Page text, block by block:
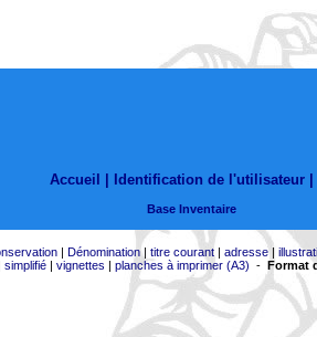
Accueil | Identification de l'utilisateur
Base Inventaire
| Dénomination| titre courant| adresse|
simplifié| vignettes | planches à imprimer (A3) - Format